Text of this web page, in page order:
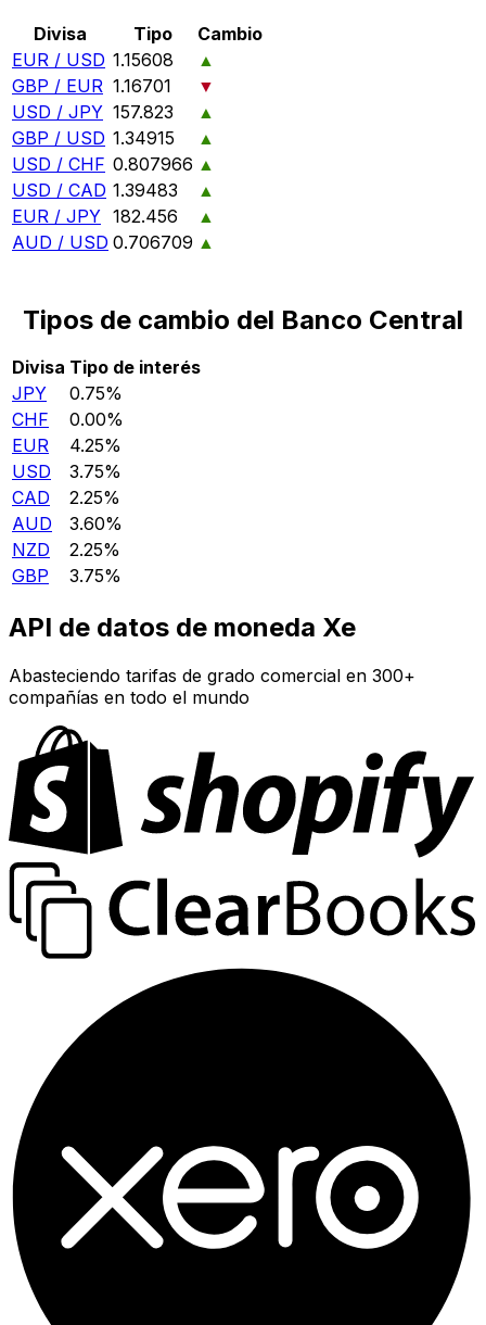
Divisa Tipo
Cambio
EUR / USD 1.15608
▲
GBP / EUR 1.16701
▼
USD / JPY 157.823
▲
GBP / USD 1.34915
▲
USD / CHF 0.807966 ▲
USD / CAD 1.39483
▲
EUR / JPY 182.456
▲
AUD / USD 0.706709 ▲
Tipos de cambio del Banco Central
Divisa Tipo de interés
JPY
0.75%
CHF
0.00%
EUR
4.25%
USD
3.75%
CAD
2.25%
AUD
3.60%
NZD
2.25%
GBP
3.75%
API de datos de moneda Xe
Abasteciendo tarifas de grado comercial en 300+
compañías en todo el mundo